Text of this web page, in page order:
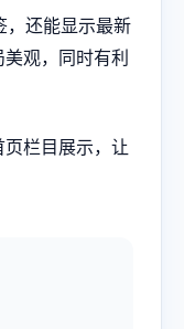
，还能显示最新
观，同时有利
栏目展示，让